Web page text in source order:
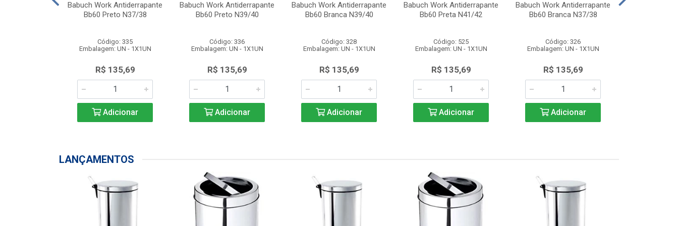
Babuch Work Antiderrapante
Bb60 Preto N37/38
Código: 335
Embalagem: UN - 1X1UN
R$ 135,69
Adicionar
Babuch Work Antiderrapante
Bb60 Preto N39/40
Código: 336
Embalagem: UN - 1X1UN
R$ 135,69
Adicionar
Babuch Work Antiderrapante
Bb60 Branca N39/40
Código: 328
Embalagem: UN - 1X1UN
R$ 135,69
Adicionar
Babuch Work Antiderrapante
Bb60 Preta N41/42
Código: 525
Embalagem: UN - 1X1UN
R$ 135,69
Adicionar
Babuch Work Antiderrapante
Bb60 Branca N37/38
Código: 326
Embalagem: UN - 1X1UN
R$ 135,69
Adicionar
LANÇAMENTOS